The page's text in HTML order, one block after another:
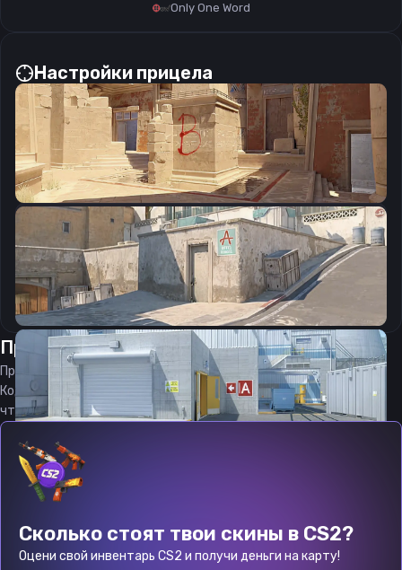
Only One Word
Настройки прицела
CSGO-tP9Em-enO9o-Uj2YJ-VwvxG-kPOpP
Скопировать
ПрицелБананаот 09.08.2026
Прицел BaN4na является актуальным на
09.08.2026
Код прицела
CS 2 стараемся еженедельно обновлять,
чтобы вы могли играть с актуальными настройками игрока.
Сколько стоят твои скины в CS2?
Оцени свой инвентарь CS2 и получи деньги на карту!